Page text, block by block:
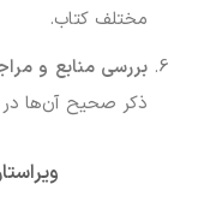
مختلف کتاب.
بررسی منابع و
ذکر صحیح آن‌ها